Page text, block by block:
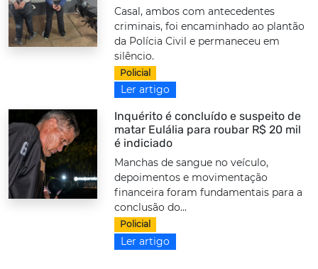
Casal, ambos com antecedentes
criminais, foi encaminhado ao plantão
da Polícia Civil e permaneceu em
silêncio.
Policial
Ler artigo
Inquérito é concluído e suspeito de
matar Eulália para roubar R$ 20 mil
é indiciado
Manchas de sangue no veículo,
depoimentos e movimentação
financeira foram fundamentais para a
conclusão do...
Policial
Ler artigo